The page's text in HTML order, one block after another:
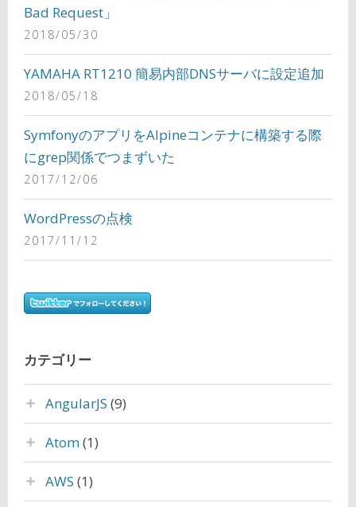
Bad Request」
2018/05/30
YAMAHA RT1210 簡易内部DNSサーバに設定追加
2018/05/18
SymfonyのアプリをAlpineコンテナに構築する際
にgrep関係でつまずいた
2017/12/06
WordPressの点検
2017/11/12
カテゴリー
AngularJS (9)
Atom(1)
AWS (1)